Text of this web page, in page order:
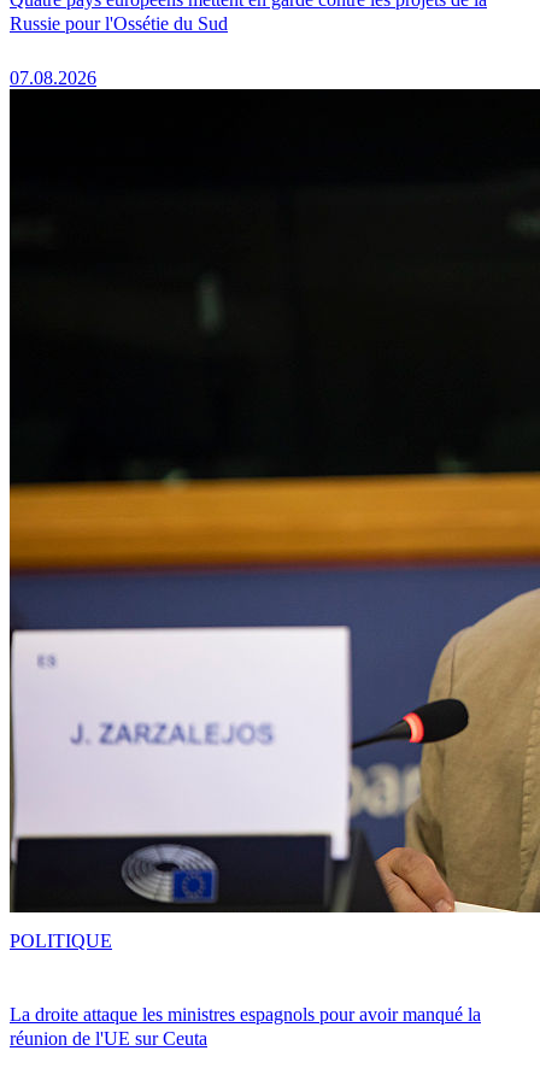
Russie pour l'Ossétie du Sud
07.08.2026
La droite attaque les ministres espagnols pour avoir manqué la
réunion de l'UE sur Ceuta
POLITIQUE